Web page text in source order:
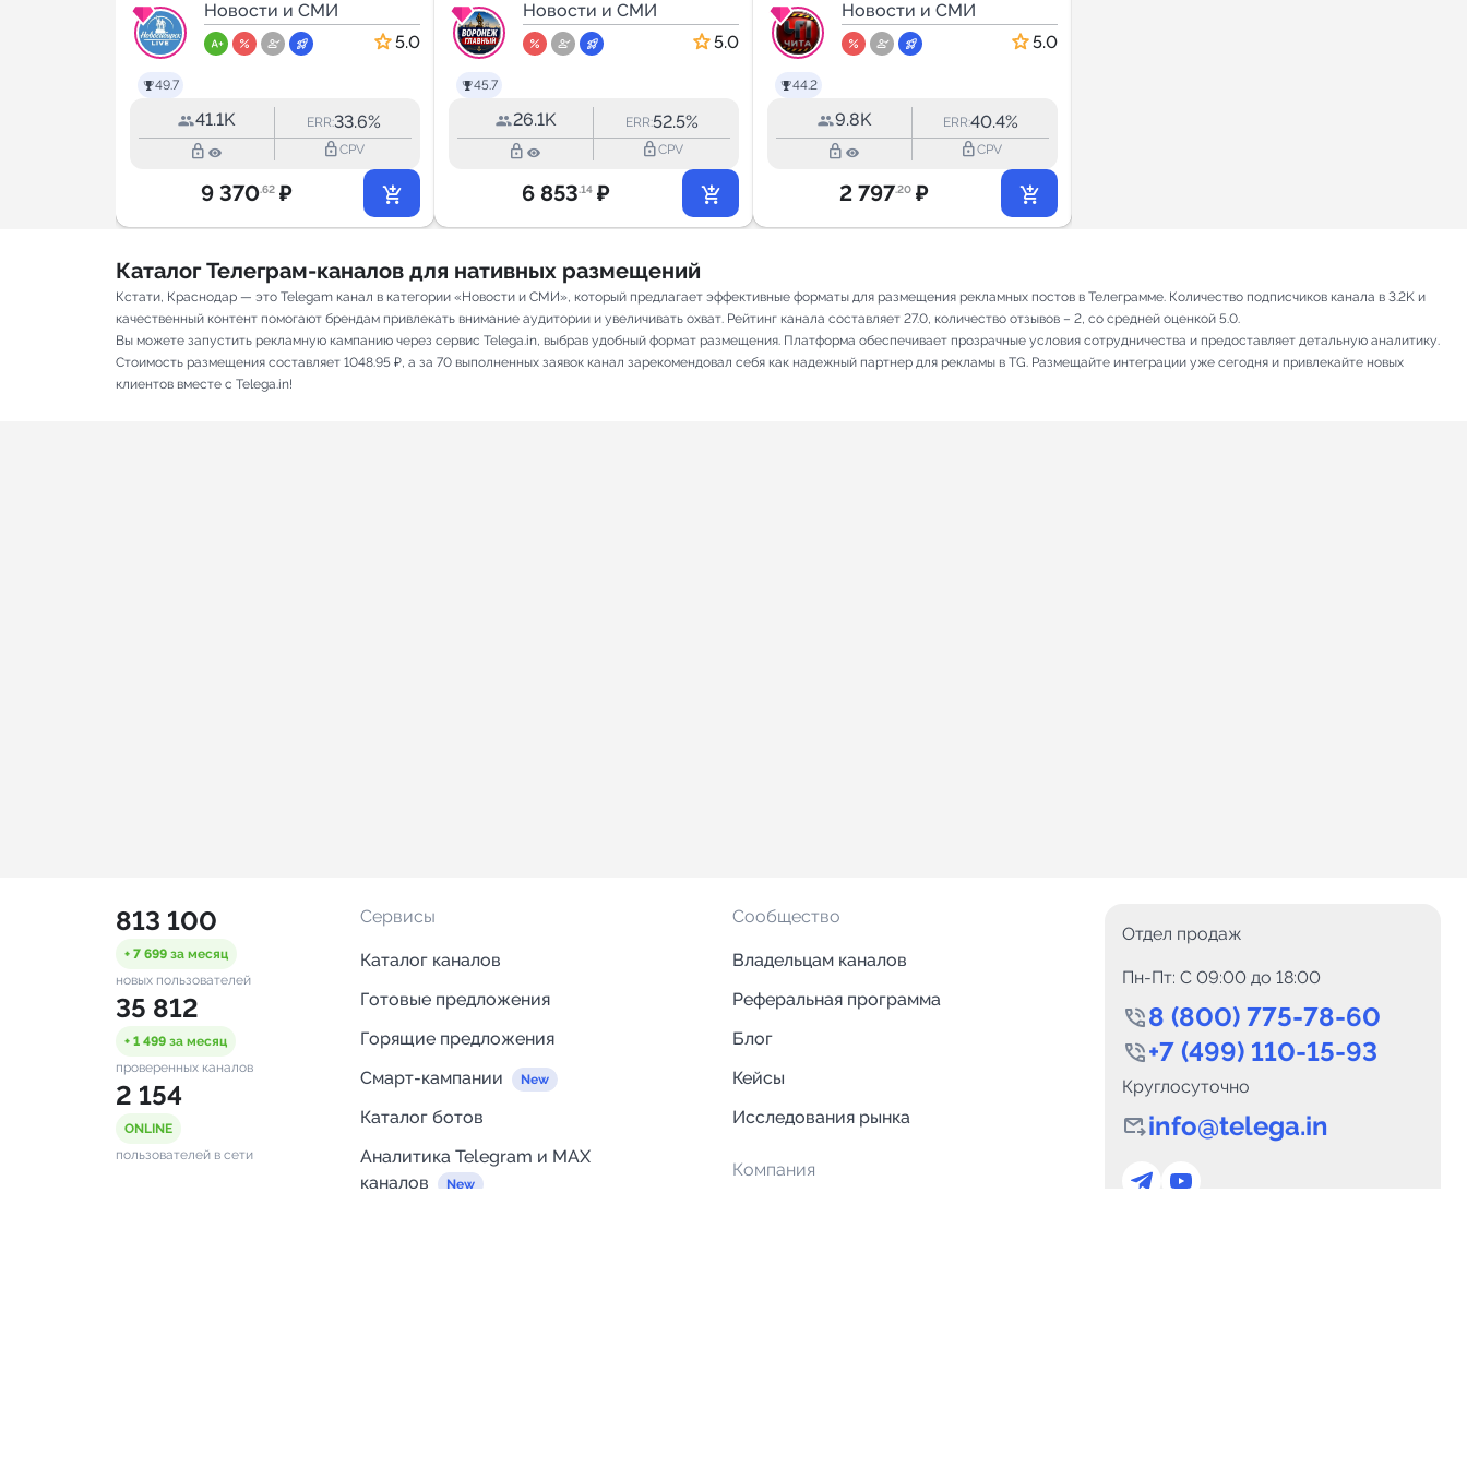
49.7
Live
Новости и СМИ
5.0
41.1K ERR:33.6%
lock_outline lock_outlineCPV
9 370.62 ₽
45.7
ГЛАВНЫЙ
Новости и СМИ
5.0
26.1K ERR:52.5%
lock_outline lock_outlineCPV
6 853.14 ₽
44.2
Новости и СМИ
5.0
9.8K ERR:40.4%
lock_outline lock_outlineCPV
2 797.20 ₽
Каталог Телеграм-каналов для нативных размещений
Кстати, Краснодар — это Telegam канал в категории «Новости и СМИ», который предлагает эффективные форматы для размещения рекламных постов в Телеграмме. Количество подписчиков канала в 3.2K и
качественный контент помогают брендам привлекать внимание аудитории и увеличивать охват. Рейтинг канала составляет 27.0, количество отзывов – 2, со средней оценкой 5.0.
Вы можете запустить рекламную кампанию через сервис Telega.in, выбрав удобный формат размещения. Платформа обеспечивает прозрачные условия сотрудничества и предоставляет детальную аналитику.
Стоимость размещения составляет 1048.95 ₽, а за 70 выполненных заявок канал зарекомендовал себя как надежный партнер для рекламы в TG. Размещайте интеграции уже сегодня и привлекайте новых
клиентов вместе с Telega.in!
813 100
+ 7 699 за месяц
новых пользователей
35 812
+ 1 499 за месяц
проверенных каналов
2 154
ONLINE
пользователей в сети
Сервисы
Каталог каналов
Готовые предложения
Горящие предложения
Смарт-кампании
Каталог ботов
Аналитика Telegram и MAX
каналов
Сообщество
Владельцам каналов
Реферальная программа
Блог
Кейсы
Исследования рынка
Компания
Отдел продаж
Пн-Пт: C 09:00 до 18:00
8 (800) 775-78-60
+7 (499) 110-15-93
Круглосуточно
info@telega.in